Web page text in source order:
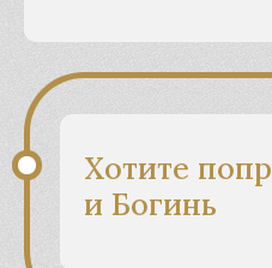
Хотите
и Богинь